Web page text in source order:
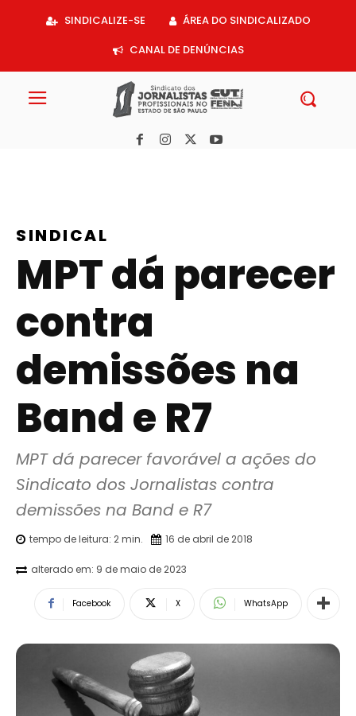
SINDICALIZE-SE
ÁREA DO SINDICALIZADO
CANAL DE DENÚNCIAS
SINDICAL
MPT dá parecer
contra
demissões na
Band e R7
MPT dá parecer favorável a ações do
Sindicato dos Jornalistas contra
demissões na Band e R7
tempo de leitura: 2min. 16 de abril de 2018
alterado em: 9 de maio de 2023
Facebook X WhatsApp